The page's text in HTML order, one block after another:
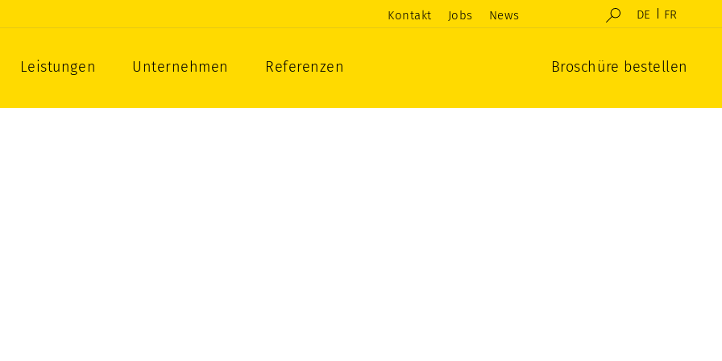
Kontakt Jobs News DE FR
als Gesamtleistung
Leistungen Unternehmen Referenzen Broschüre bestellen